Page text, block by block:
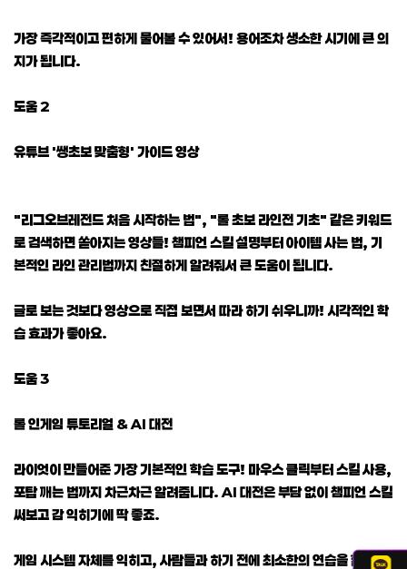
가장 즉각적이고 편하게 물어볼 수 있어서! 용어조차 생소한 시기에 큰 의
지가 됩니다.
도움 2
유튜브 '쌩초보 맞춤형' 가이드 영상
"리그오브레전드 처음 시작하는 법", "롤 초보 라인전 기초" 같은 키워드
로 검색하면 쏟아지는 영상들! 챔피언 스킬 설명부터 아이템 사는 법, 기
본적인 라인 관리법까지 친절하게 알려줘서 큰 도움이 됩니다.
글로 보는 것보다 영상으로 직접 보면서 따라 하기 쉬우니까! 시각적인 학
습 효과가 좋아요.
도움 3
롤 인게임 튜토리얼 & AI 대전
라이엇이 만들어준 가장 기본적인 학습 도구! 마우스 클릭부터 스킬 사용,
포탑 깨는 법까지 차근차근 알려줍니다. AI 대전은 부담 없이 챔피언 스킬
써보고 감 익히기에 딱 좋죠.
게임 시스템 자체를 익히고, 사람들과 하기 전에 최소한의 연습을 할 수 있